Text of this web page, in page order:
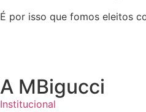
É por isso que fomos eleitos
A MBigucci
Institucional